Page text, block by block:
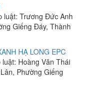
luật: Trương Đức Anh
Giếng Đáy, Thành
HẠ LONG EPC
Hoàng Văn Thái
Phường Giếng